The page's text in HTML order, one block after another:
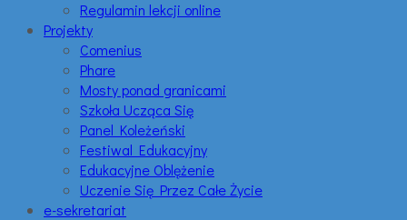
Regulamin lekcji online
Projekty
Comenius
Phare
Mosty ponad granicami
Szkoła Ucząca Się
Panel Koleżeński
Festiwal Edukacyjny
Edukacyjne Oblężenie
Uczenie Się Przez Całe Życie
e-sekretariat